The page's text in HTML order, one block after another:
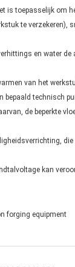
is toepasselijk om
te verzekeren),
en water
van het
bepaald technisch
de beperkte
kan
forging equipment